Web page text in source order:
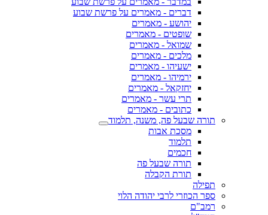
דברים - מאמרים על פרשת שבוע
יהושע - מאמרים
שופטים - מאמרים
שמואל - מאמרים
מלכים - מאמרים
ישעיהו - מאמרים
ירמיהו - מאמרים
יחזקאל - מאמרים
תרי עשר - מאמרים
כתובים - מאמרים
תורה שבעל פה, משנה, תלמוד
מסכת אבות
תלמוד
חכמים
תורה שבעל פה
תורת הקבלה
תפילה
ספר הכוזרי לרבי יהודה הלוי
רמב"ם